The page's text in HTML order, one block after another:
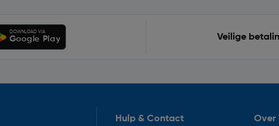
DOWNLOAD VIA
Google Play Veilige
Hulp & Contact Over